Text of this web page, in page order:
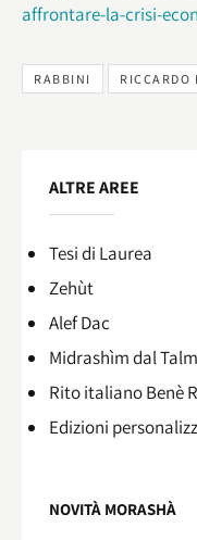
affrontare-la-crisi-
RABBINI RICCARDO
ALTRE AREE
Tesi di Laurea
Zehùt
Alef Dac
Midrashìm dal
Rito italiano Benè
Edizioni
NOVITÀ MORASHÀ